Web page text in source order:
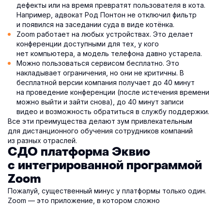
дефекты или на время превратят пользователя в кота.
Например, адвокат Род Понтон не отключил фильтр
и появился на заседании суда в виде котёнка.
Zoom работает на любых устройствах. Это делает
конференции доступными для тех, у кого
нет компьютера, а модель телефона давно устарела.
Можно пользоваться сервисом бесплатно. Это
накладывает ограничения, но они не критичны. В
бесплатной версии компания получает до 40 минут
на проведение конференции (после истечения времени
можно выйти и зайти снова), до 40 минут записи
видео и возможность обратиться в службу поддержки.
Все эти преимущества делают зум привлекательным
для дистанционного обучения сотрудников компаний
из разных отраслей.
СДО платформа Эквио
с интегрированной программой
Zoom
Пожалуй, существенный минус у платформы только один.
Zoom — это приложение, в котором сложно